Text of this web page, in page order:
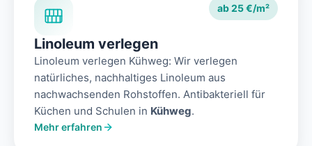
ab 25 €/m²
Linoleum verlegen
Linoleum verlegen Kühweg: Wir verlegen
natürliches, nachhaltiges Linoleum aus
nachwachsenden Rohstoffen. Antibakteriell für
Küchen und Schulen in Kühweg.
Mehr erfahren